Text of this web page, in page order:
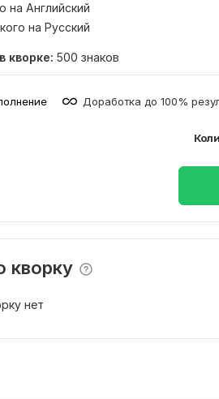
на Английский
на Русский
кворке: 500 знаков
Доработка до 100%
кворку
нет